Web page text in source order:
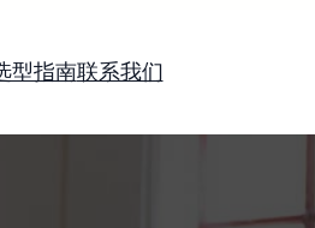
型指南联系我们